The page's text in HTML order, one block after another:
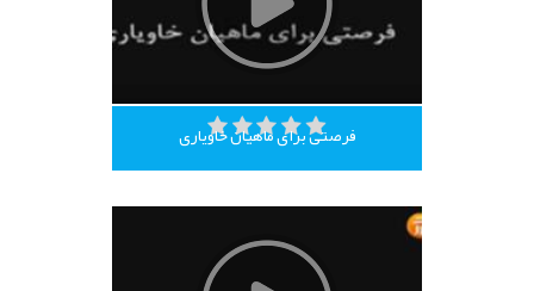
فرصتی برای ماهیان خاویاری